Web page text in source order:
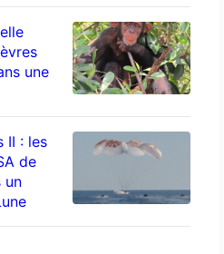
une
II : les
de
un